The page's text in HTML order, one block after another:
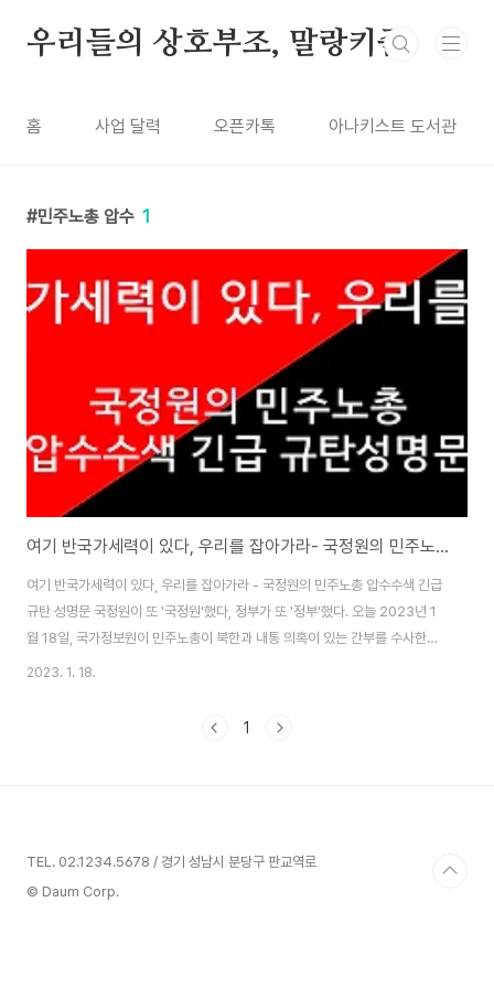
우리들의 상호부조, 말랑키즘
홈 사업 달력 오픈카톡 아나키스트 도서관
민주노총 압수 1
여기 반국가세력이 있다, 우리를 잡아가라- 국정원의 민주노총 압수수색 긴급 규탄 성명문
여기 반국가세력이 있다, 우리를 잡아가라 - 국정원의 민주노총 압수수색 긴급
규탄 성명문 국정원이 또 '국정원'했다, 정부가 또 '정부'했다. 오늘 2023년 1
월 18일, 국가정보원이 민주노총이 북한과 내통 의혹이 있는 간부를 수사한다
는 명목으로 민주노총 사무실에 난입했다. 같은 날 보건의료노조와 광주기아자
행되었다. 국정원을 위시한 정부의 이와 같은 행태에 우리는 전혀 놀랍지도, 두
2023. 1. 18.
1
TEL. 02.1234.5678 / 경기 성남시 분당구 판교역로
© Daum Corp.